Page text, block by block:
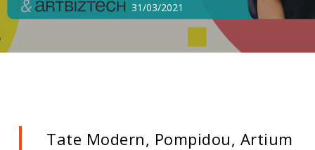
31/03/2021
Tate Modern, Pompidou, Artium